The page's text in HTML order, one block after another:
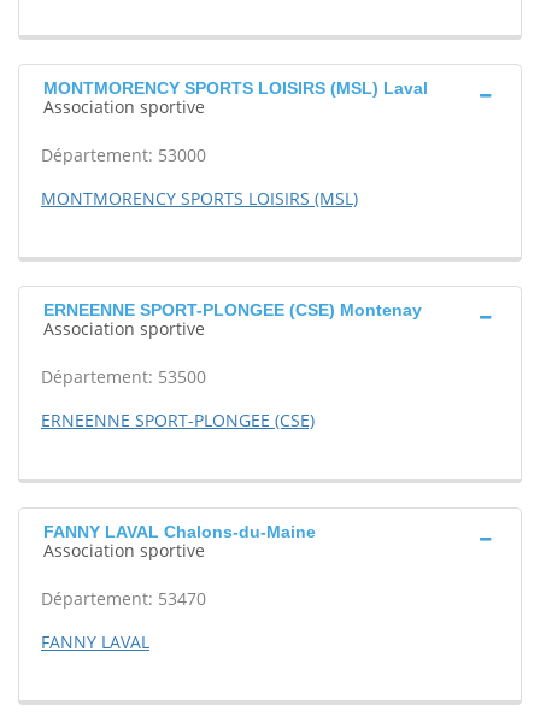
MONTMORENCY SPORTS LOISIRS (MSL) Laval
Association sportive
Département: 53000
MONTMORENCY SPORTS LOISIRS (MSL)
ERNEENNE SPORT-PLONGEE (CSE) Montenay
Association sportive
Département: 53500
ERNEENNE SPORT-PLONGEE (CSE)
FANNY LAVAL Chalons-du-Maine
Association sportive
Département: 53470
FANNY LAVAL